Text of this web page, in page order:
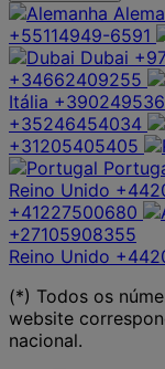
+55114949-6591
Dubai
+34662409255
Itália
+35246454034
+31205405405
Reino Unido
+41227500680
+27105908355
Reino Unido
(*) Todos os
website
nacional.